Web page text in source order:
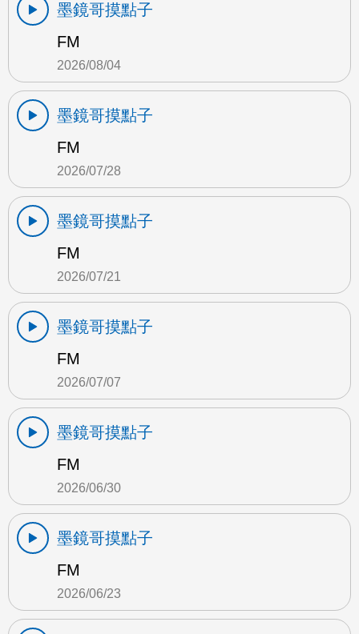
墨鏡哥摸點子
FM
2026/08/04
墨鏡哥摸點子
FM
2026/07/28
墨鏡哥摸點子
FM
2026/07/21
墨鏡哥摸點子
FM
2026/07/07
墨鏡哥摸點子
FM
2026/06/30
墨鏡哥摸點子
FM
2026/06/23